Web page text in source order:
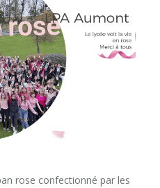
rose confectionné par les